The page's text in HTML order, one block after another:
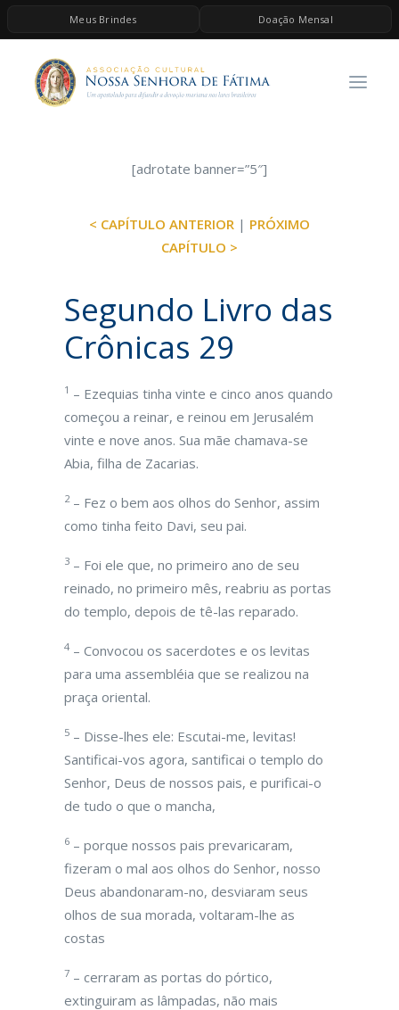
Meus Brindes Doação Mensal
HOME
A ASSOCIAÇÃO
ESPIRITUALIDADE
BRINDES
[adrotate banner=”5″]
< CAPÍTULO ANTERIOR | PRÓXIMO
CAPÍTULO >
Segundo Livro das
Crônicas 29
1 – Ezequias tinha vinte e cinco anos quando
começou a reinar, e reinou em Jerusalém
vinte e nove anos. Sua mãe chamava-se
Abia, filha de Zacarias.
2– Fez o bem aos olhos do Senhor, assim
como tinha feito Davi, seu pai.
3 – Foi ele que, no primeiro ano de seu
reinado, no primeiro mês, reabriu as portas
do templo, depois de tê-las reparado.
4 – Convocou os sacerdotes e os levitas
para uma assembléia que se realizou na
praça oriental.
5 – Disse-lhes ele: Escutai-me, levitas!
Santificai-vos agora, santificai o templo do
Senhor, Deus de nossos pais, e purificai-o
de tudo o que o mancha,
6 – porque nossos pais prevaricaram,
fizeram o mal aos olhos do Senhor, nosso
Deus abandonaram-no, desviaram seus
olhos de sua morada, voltaram-lhe as
costas
7 – cerraram as portas do pórtico,
extinguiram as lâmpadas, não mais